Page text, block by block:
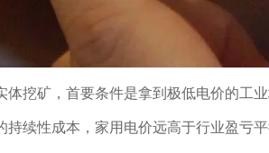
体挖矿，首要条件是拿到极低电价的工
持续性成本，家用电价远高于行业盈亏